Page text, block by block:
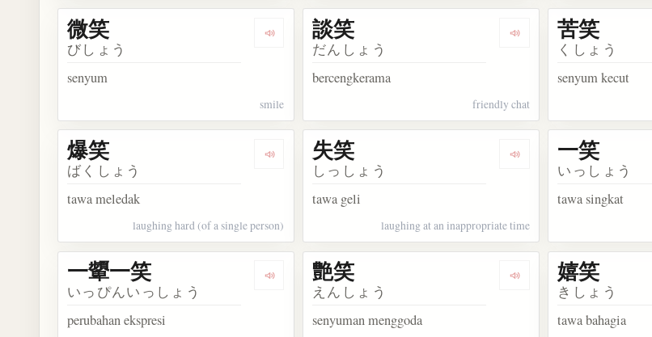
Dengarkan kosakata 微笑
微笑
びしょう
senyum
smile
Dengarkan kosakata 談笑
談笑
だんしょう
bercengkerama
friendly chat
苦笑
くしょう
senyum kecut
Dengarkan kosakata 爆笑
爆笑
ばくしょう
tawa meledak
laughing hard (of a single person)
Dengarkan kosakata 失笑
失笑
しっしょう
tawa geli
laughing at an inappropriate time
一笑
いっしょう
tawa singkat
Dengarkan kosakata 一顰一笑
一顰一笑
いっぴんいっしょう
perubahan ekspresi
Dengarkan kosakata 艶笑
艶笑
えんしょう
senyuman menggoda
嬉笑
きしょう
tawa bahagia